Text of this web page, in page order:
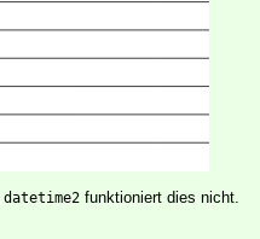
datetime2 funktioniert dies nicht.